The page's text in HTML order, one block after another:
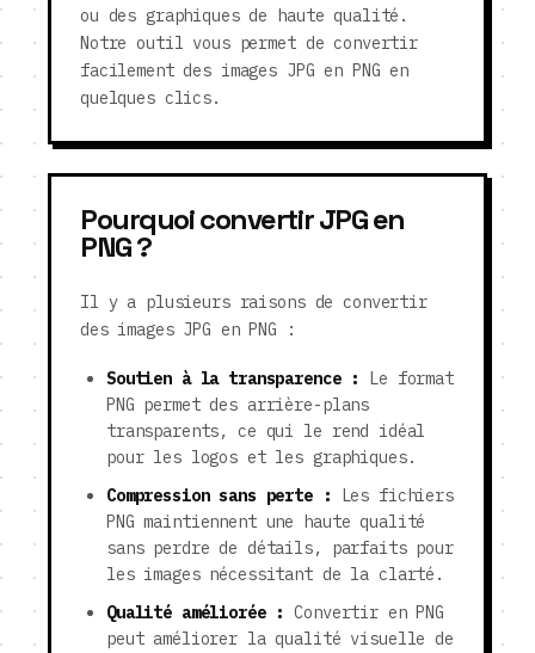
ou des graphiques de haute qualité.
Notre outil vous permet de convertir
facilement des images JPG en PNG en
quelques clics.
Pourquoi convertir JPG en
PNG ?
Il y a plusieurs raisons de convertir
des images JPG en PNG :
Soutien à la transparence :
Le format
PNG permet des arrière-plans
transparents, ce qui le rend idéal
pour les logos et les graphiques.
Compression sans perte : Les fichiers
PNG maintiennent une haute qualité
sans perdre de détails, parfaits pour
les images nécessitant de la clarté.
Qualité améliorée : Convertir en PNG
peut améliorer la qualité visuelle de